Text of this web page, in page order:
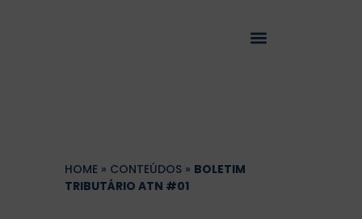
HOME » CONTEÚDOS » BOLETIM
TRIBUTÁRIO ATN #01